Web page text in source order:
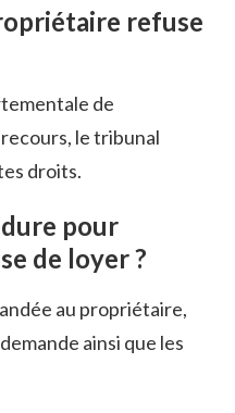
refuse
de
le tribunal
droits.
pour
de loyer ?
au propriétaire,
ainsi que les